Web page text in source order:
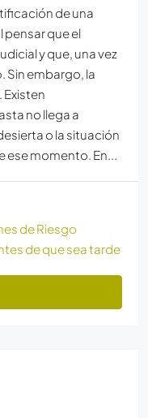
de una
que el
y que, una vez
Sin embargo, la
no llega a
o la situación
ese momento. En...
de Riesgo
de que sea tarde